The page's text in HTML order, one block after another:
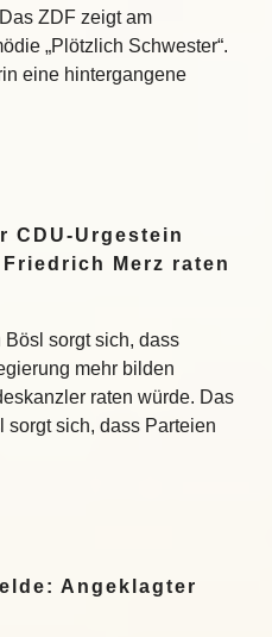
ZDF zeigt am
„Plötzlich Schwester“.
eine hintergangene
CDU-Urgestein
Merz raten
sorgt sich, dass
mehr bilden
raten würde. Das
sich, dass Parteien
Angeklagter